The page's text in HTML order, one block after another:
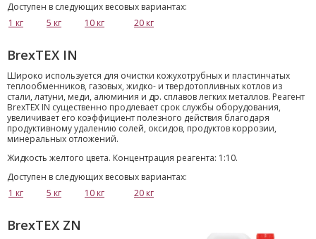
Доступен в следующих весовых вариантах:
1 кг
5 кг 10 кг 20 кг
BrexTEX IN
Широко используется для очистки кожухотрубных и пластинчатых
теплообменников, газовых, жидко- и твердотопливных котлов из
стали, латуни, меди, алюминия и др. сплавов легких металлов. Реагент
BrexTEX IN существенно продлевает срок службы оборудования,
увеличивает его коэффициент полезного действия благодаря
продуктивному удалению солей, оксидов, продуктов коррозии,
минеральных отложений.
Жидкость желтого цвета. Концентрация реагента: 1:10.
Доступен в следующих весовых вариантах:
1 кг
5 кг 10 кг 20 кг
BrexTEX ZN